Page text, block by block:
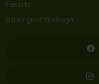
Færiste
Strømgiver til elhegn